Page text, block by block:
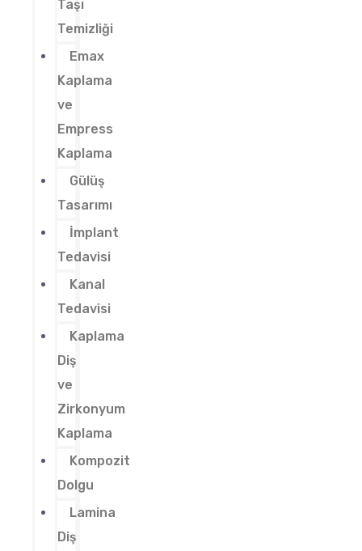
Taşı
Temizliği
Emax
Kaplama
ve
Empress
Kaplama
Gülüş
Tasarımı
İmplant
Tedavisi
Kanal
Tedavisi
Kaplama
Diş
ve
Zirkonyum
Kaplama
Kompozit
Dolgu
Lamina
Diş